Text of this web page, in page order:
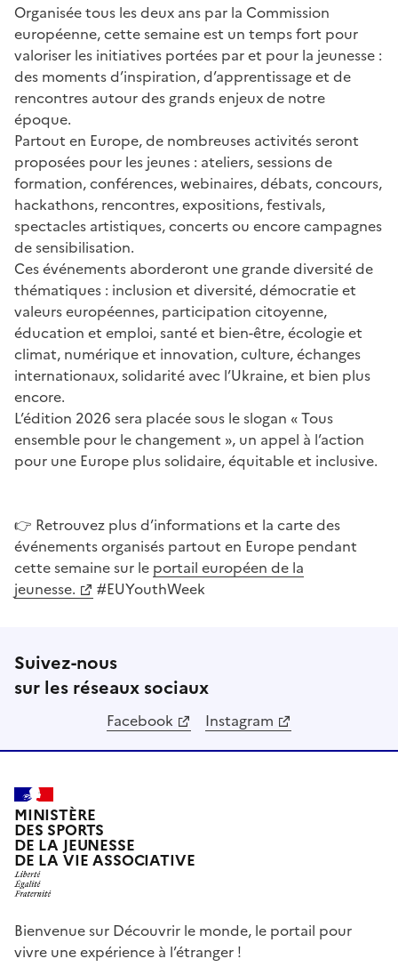
Organisée tous les deux ans par la Commission
européenne, cette semaine est un temps fort pour
valoriser les initiatives portées par et pour la jeunesse :
des moments d’inspiration, d’apprentissage et de
rencontres autour des grands enjeux de notre
époque.
Partout en Europe, de nombreuses activités seront
proposées pour les jeunes : ateliers, sessions de
formation, conférences, webinaires, débats, concours,
hackathons, rencontres, expositions, festivals,
spectacles artistiques, concerts ou encore campagnes
de sensibilisation.
Ces événements aborderont une grande diversité de
thématiques : inclusion et diversité, démocratie et
valeurs européennes, participation citoyenne,
éducation et emploi, santé et bien-être, écologie et
climat, numérique et innovation, culture, échanges
internationaux, solidarité avec l’Ukraine, et bien plus
encore.
L’édition 2026 sera placée sous le slogan « Tous
ensemble pour le changement », un appel à l’action
pour une Europe plus solidaire, équitable et inclusive.
👉 Retrouvez plus d’informations et la carte des
événements organisés partout en Europe pendant
cette semaine sur le portail européen de la
jeunesse.
#EUYouthWeek
Suivez-nous
sur les réseaux sociaux
Facebook Instagram
MINISTÈRE
DES SPORTS
DE LA JEUNESSE
DE LA VIE ASSOCIATIVE
Bienvenue sur Découvrir le monde, le portail pour
vivre une expérience à l’étranger !